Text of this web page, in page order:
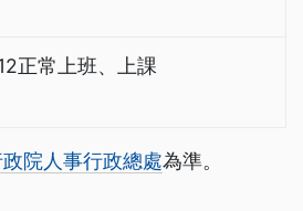
正常上班、上課
院人事行政總處為準。